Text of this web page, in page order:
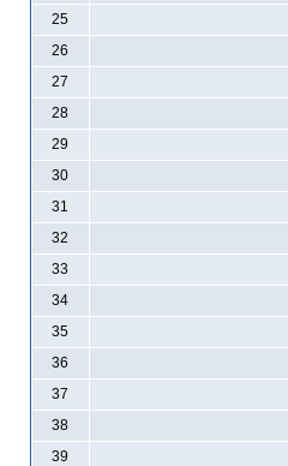
25
26
27
28
29
30
31
32
33
34
35
36
37
38
39